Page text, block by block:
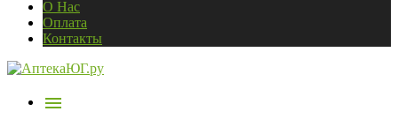
О Нас
Оплата
Контакты